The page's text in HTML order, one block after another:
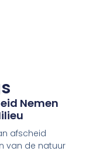
Nemen
afscheid
van de natuur